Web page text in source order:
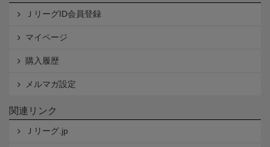
ＪリーグID会員登録
マイページ
購入履歴
メルマガ設定
関連リンク
Ｊリーグ.jp